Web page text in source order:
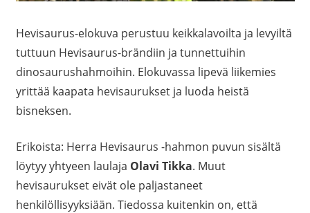
Hevisaurus-elokuva perustuu keikkalavoilta ja levyiltä
tuttuun Hevisaurus-brändiin ja tunnettuihin
dinosaurushahmoihin. Elokuvassa lipevä liikemies
yrittää kaapata hevisaurukset ja luoda heistä
bisneksen.
Erikoista: Herra Hevisaurus -hahmon puvun sisältä
löytyy yhtyeen laulaja Olavi Tikka. Muut
hevisaurukset eivät ole paljastaneet
henkilöllisyyksiään. Tiedossa kuitenkin on, että